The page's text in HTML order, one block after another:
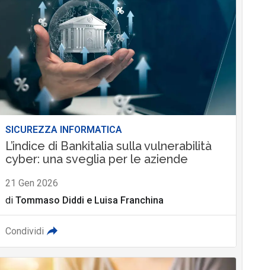
SICUREZZA INFORMATICA
L’indice di Bankitalia sulla vulnerabilità
cyber: una sveglia per le aziende
21 Gen 2026
di Tommaso Diddi e Luisa Franchina
Condividi